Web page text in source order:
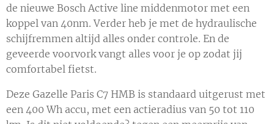
de nieuwe Bosch Active line middenmotor met een
koppel van 40nm. Verder heb je met de hydraulische
schijfremmen altijd alles onder controle. En de
geveerde voorvork vangt alles voor je op zodat jij
comfortabel fietst.
Deze Gazelle Paris C7 HMB is standaard uitgerust met
een 400 Wh accu, met een actieradius van 50 tot 110